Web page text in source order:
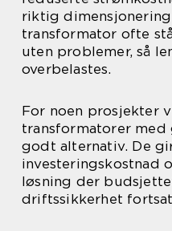
riktig
transformator ofte
uten problemer, så
overbelastes.
For noen prosjekter
transformatorer
godt alternativ. De
investeringskostnad
løsning der
driftssikkerhet